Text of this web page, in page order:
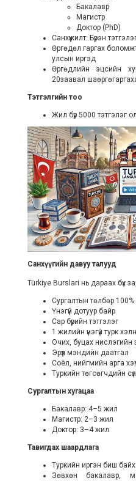
Бакалавр
Магистр
Доктор (PhD)
Санхүүжилт: Бүрэн
Өргөдөл гаргах
улсын иргэд
Өргөдлийн эцсийн
20заавал
Тэтгэлгийн тоо
Жил бүр 5000 тэтгэлэг
Санхүүгийн давуу талууд
Türkiye Burslari нь дараах бүх
Сургалтын төлбөр 100%
Үнэгүй дотуур байр
Сар бүрийн тэтгэлэг
1 жилийн үнэгүй турк
Очих, буцах нислэгийн
Эрүүл мэндийн даатгал
Соёл, нийгмийн арга
Туркийн төгсөгчдийн
Сургалтын хугацаа
Бакалавр: 4–5 жил
Магистр: 2–3 жил
Доктор: 3–4 жил
Тавигдах шаардлага
Туркийн иргэн биш байх
Зөвхөн бакалавр,